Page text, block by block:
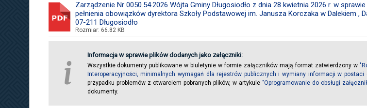
Zarządzenie Nr 0050.54.2026 Wójta Gminy Długosiodło z dnia 28 kwietnia 2026 r. w
pełnienia obowiązków dyrektora Szkoły Podstawowej im. Janusza Korczaka w Dalekiem ,
07-211 Długosiodło
Rozmiar: 66.82 KB
i
Informacja w sprawie plików dodanych jako załączniki:
Wszystkie dokumenty publikowane w biuletynie w formie załączników mają format zatwierdzony w
Interoperacyjności, minimalnych wymagań dla rejestrów publicznych i wymiany informacji w
przypadku problemów z otwarciem pobranych plików, w artykule "Oprogramowanie do obsługi
dokumenty.